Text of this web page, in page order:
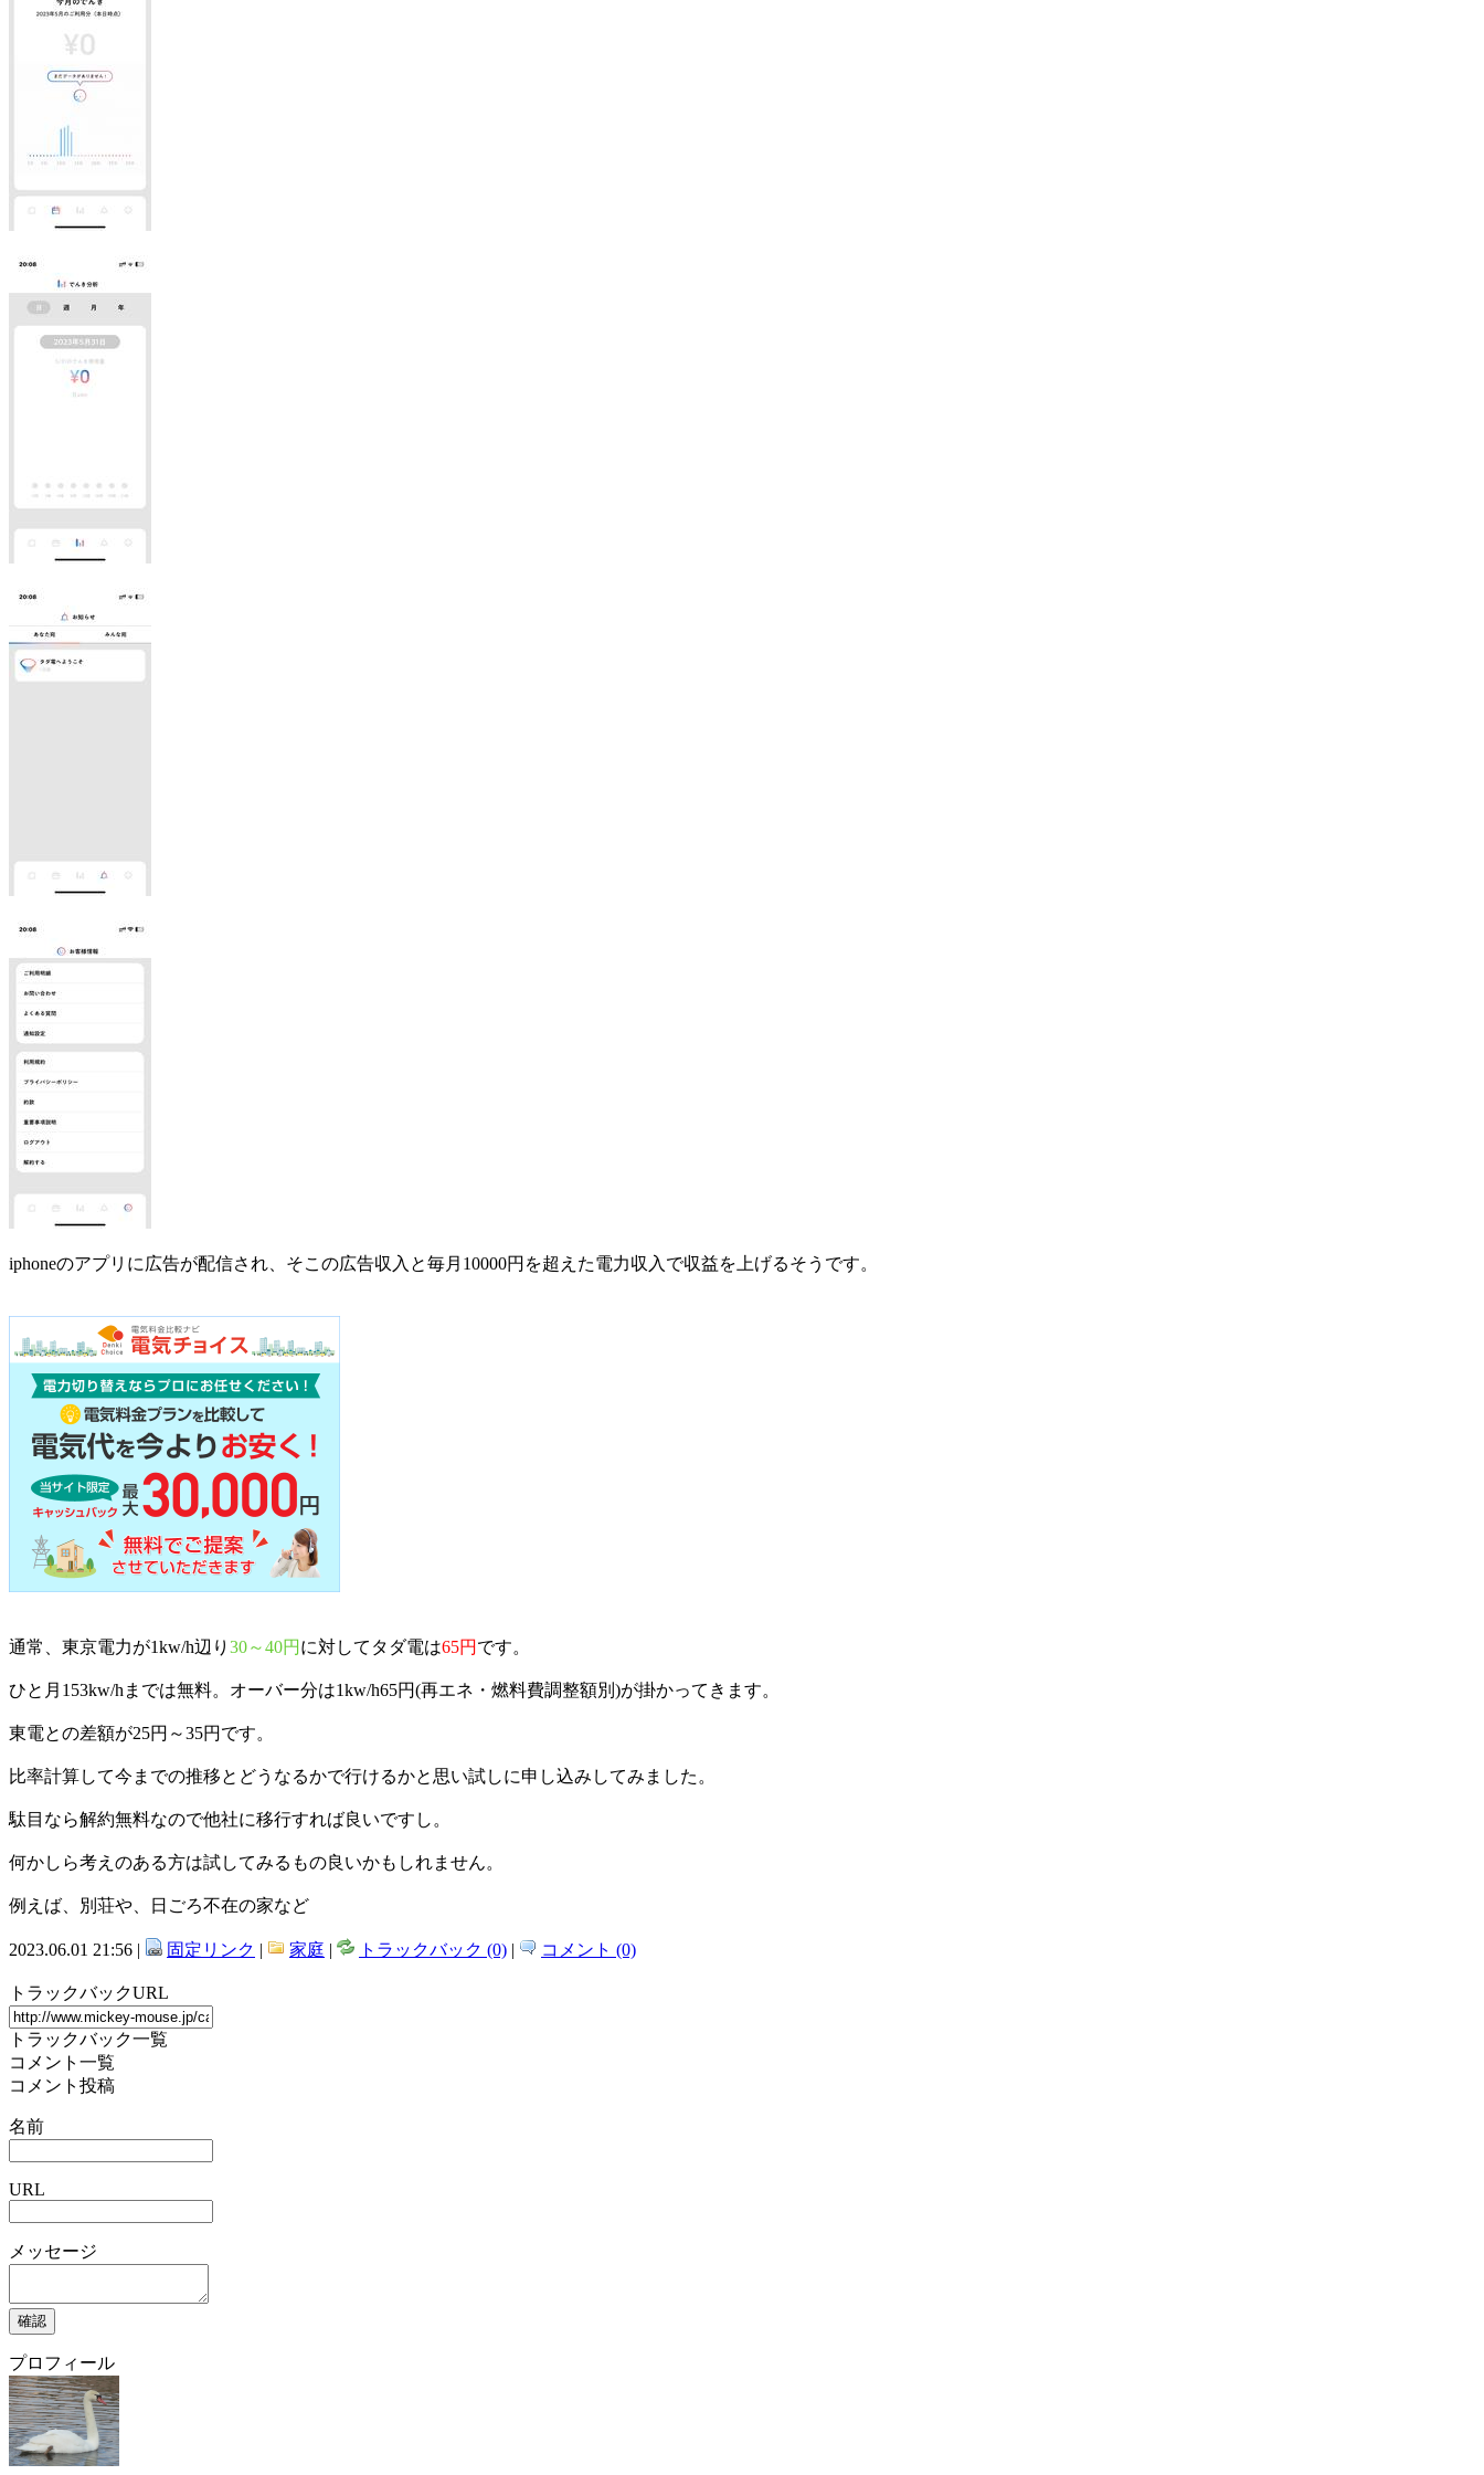
iphoneのアプリに広告が配信され、そこの広告収入と毎月10000円を超えた電力収入で収益を上げるそうです。
通常、東京電力が1kw/h辺り 30～40円 に対してタダ電は65円 です。
ひと月153kw/hまでは無料。オーバー分は1kw/h65円(再エネ・燃料費調整額別)が掛かってきます。
東電との差額が25円～35円です。
比率計算して今までの推移とどうなるかで行けるかと思い試しに申し込みしてみました。
駄目なら解約無料なので他社に移行すれば良いですし。
何かしら考えのある方は試してみるもの良いかもしれません。
例えば、別荘や、日ごろ不在の家など
2023.06.01 21:56 | 固定リンク | 家庭 | トラックバック (0) | コメント (0)
トラックバックURL
トラックバック一覧
コメント一覧
コメント投稿
名前
URL
メッセージ
プロフィール